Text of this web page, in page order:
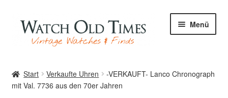
Zur
Navigation
springen
Zum
Inhalt
springen
Menü
Start Verkaufte Uhren
-VERKAUFT- Lanco Chronograph
mit Val. 7736 aus den 70er Jahren